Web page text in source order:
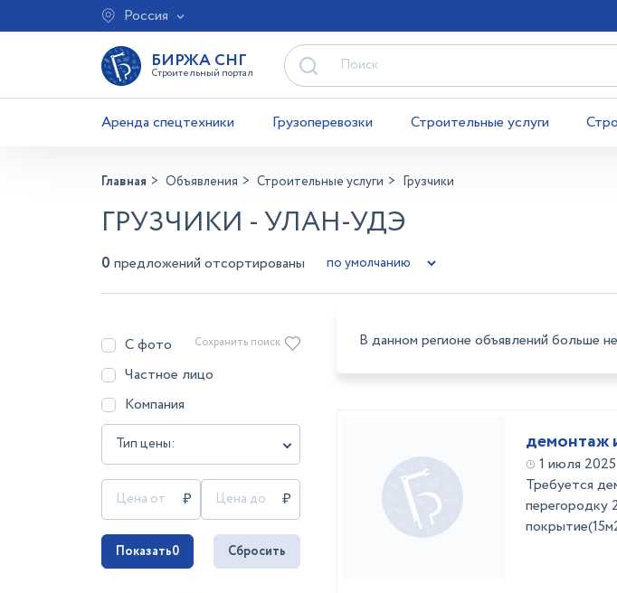
Россия
БИРЖА СНГ
Строительный портал
Аренда спецтехники Грузоперевозки Строительные услуги
Главная Объявления Строительные услуги Грузчики
ГРУЗЧИКИ - УЛАН-УДЭ
0 предложений отсортированы
С фото
Частное лицо
Компания
Тип цены:
Сохранить поиск
Показать0 Сбросить
В данном регионе объявлений больше
демонтаж
1 июля 2025
Требуется
перегородку